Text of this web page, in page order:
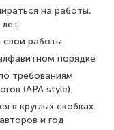
на работы,
свои работы.
порядке
требованиям
(APA style).
в круглых скобках.
и год